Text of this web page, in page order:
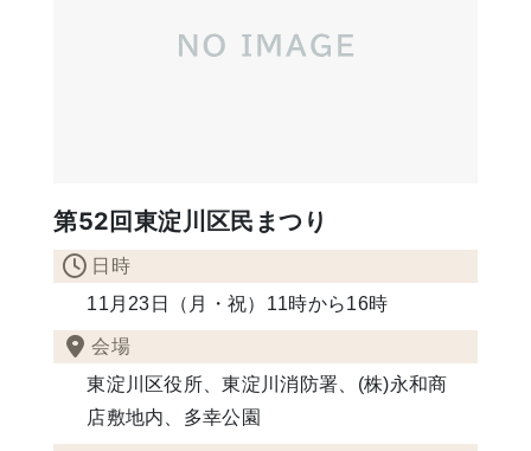
第52回東淀川区民まつり
日時
11月23日（月・祝）11時から16時
会場
東淀川区役所、東淀川消防署、(株)永和商
店敷地内、多幸公園